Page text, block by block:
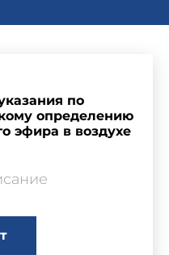
по
определению
эфира в воздухе